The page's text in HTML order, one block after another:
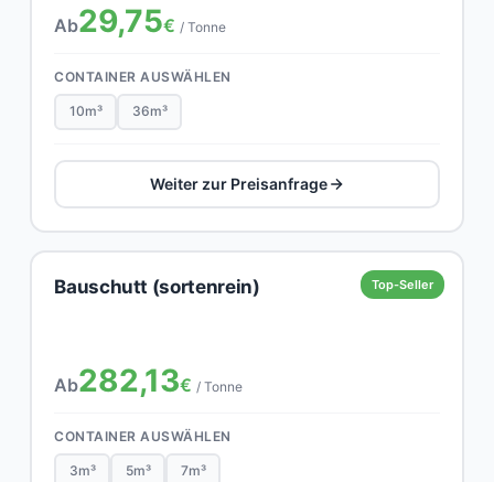
Ab29,75€ / Tonne
CONTAINER AUSWÄHLEN
10m³ 36m³
Weiter zur Preisanfrage
Top-Seller
Bauschutt (sortenrein)
Ab282,13€ / Tonne
CONTAINER AUSWÄHLEN
3m³ 5m³ 7m³